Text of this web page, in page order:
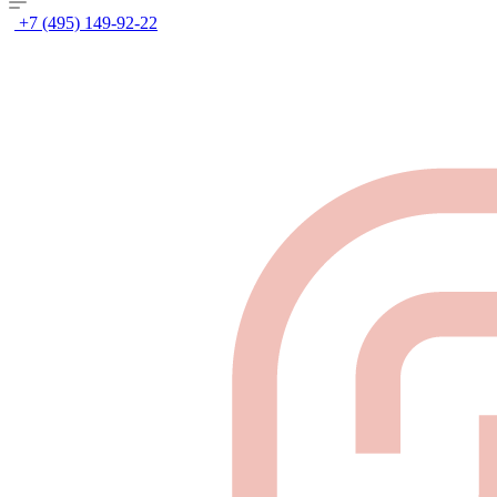
+7 (495) 149-92-22